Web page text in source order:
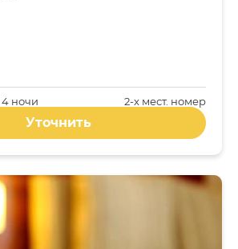
2-x мест. номер
4 ночи
Уточнить